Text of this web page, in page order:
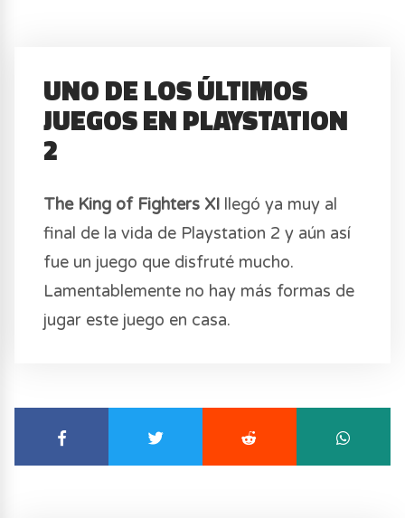
UNO DE LOS ÚLTIMOS
JUEGOS EN PLAYSTATION
2
The King of Fighters XI llegó ya muy al
final de la vida de Playstation 2 y aún así
fue un juego que disfruté mucho.
Lamentablemente no hay más formas de
jugar este juego en casa.